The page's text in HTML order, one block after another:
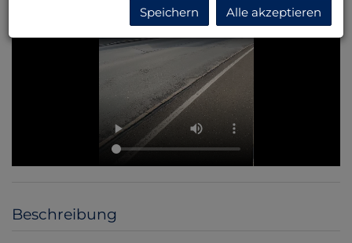
Beschreibung
Speichern Alle akzeptieren